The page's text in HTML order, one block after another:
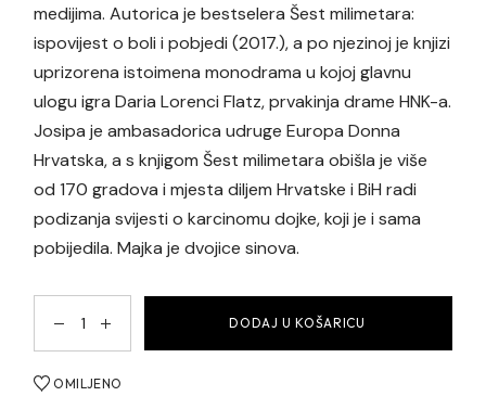
medijima. Autorica je bestselera Šest milimetara:
ispovijest o boli i pobjedi (2017.), a po njezinoj je knjizi
uprizorena istoimena monodrama u kojoj glavnu
ulogu igra Daria Lorenci Flatz, prvakinja drame HNK-a.
Josipa je ambasadorica udruge Europa Donna
Hrvatska, a s knjigom Šest milimetara obišla je više
od 170 gradova i mjesta diljem Hrvatske i BiH radi
podizanja svijesti o karcinomu dojke, koji je i sama
pobijedila. Majka je dvojice sinova.
Sve 3 knjige quantity
DODAJ U KOŠARICU
OMILJENO